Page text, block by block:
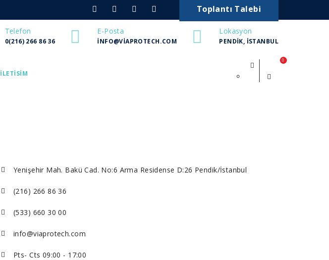
Toplantı Talebi
Telefon
0(216) 266 86 36
E-Posta
INFO@VIAPROTECH.COM
Lokasyon
PENDIK, İSTANBUL
ILETISIM
0
Yenişehir Mah. Bakü Cad. No:6 Arma Residense D:26 Pendik/İstanbul
(216) 266 86 36
(533) 660 30 00
info@viaprotech.com
Pts- Cts 09:00 - 17:00